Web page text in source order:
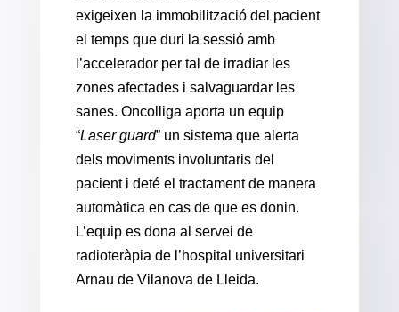
exigeixen la immobilització del pacient
el temps que duri la sessió amb
l’accelerador per tal de irradiar les
zones afectades i salvaguardar les
sanes. Oncolliga aporta un equip
“Laser guard” un sistema que alerta
dels moviments involuntaris del
pacient i deté el tractament de manera
automàtica en cas de que es donin.
L’equip es dona al servei de
radioteràpia de l’hospital universitari
Arnau de Vilanova de Lleida.